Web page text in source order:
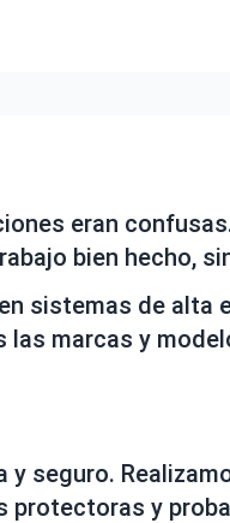
eran
bien hecho,
sistemas de alta
marcas y
seguro.
protectoras y